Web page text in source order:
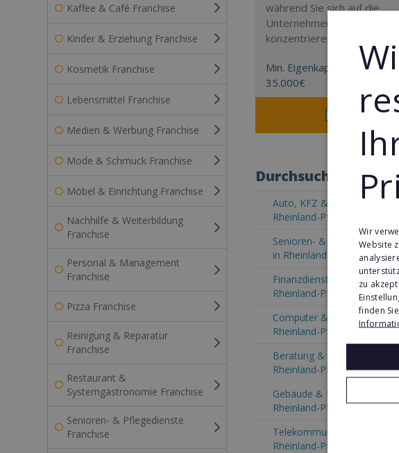
Kaffee & Café Franchise
Kinder & Erziehung Franchise
Kosmetik Franchise
Lebensmittel Franchise
Medien & Werbung Franchise
Mode & Schmuck Franchise
Möbel & Einrichtung Franchise
Nachhilfe & Weiterbildung
Franchise
Personal & Management
Franchise
Pizza Franchise
Reinigung & Reparatur
Franchise
Restaurant &
Systemgastronomie Franchise
Senioren- & Pflegedienste
Franchise
während Sie sich auf die
Unternehmensakquisition
konzentrieren.
Min. Eigenkapital:
35.000€
Merken
Durchsuchen Sie
Auto, KFZ & Fahrzeug
Rheinland-Pfalz
Senioren- & Pflegedienste
in Rheinland-Pfalz
Rheinland-Pfalz
Computer & Internet
Rheinland-Pfalz
Beratung & Consulting
Rheinland-Pfalz
Gebäude & Haustechnik
Rheinland-Pfalz
Telekommunikation
Rheinland-Pfalz
Wir
Website
zu
finden